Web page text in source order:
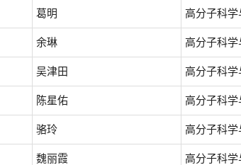
葛明 高分子科学
余琳 高分子科学
吴津田 高分子科学
陈星佑 高分子科学
骆玲 高分子科学
魏丽霞 高分子科学